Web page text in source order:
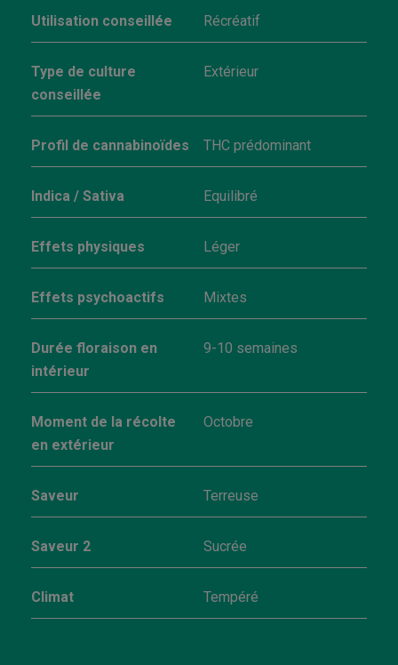
Utilisation conseillée Récréatif
Type de culture
conseillée
Extérieur
Profil de cannabinoïdes THC prédominant
Indica / Sativa Equilibré
Effets physiques Léger
Effets psychoactifs Mixtes
Durée floraison en
intérieur
9-10 semaines
Moment de la récolte
en extérieur
Octobre
Saveur Terreuse
Saveur 2 Sucrée
Climat Tempéré